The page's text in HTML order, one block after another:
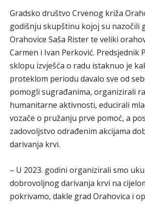
Gradsko društvo Crvenog križa
godišnju skupštinu kojoj su nazočili
Orahovice Saša Rister te veliki
Carmen i Ivan Perković. Predsjednik
sklopu izvješća o radu istaknuo je
proteklom periodu davalo sve od
pomogli sugrađanima, organizirali
humanitarne aktivnosti, educirali
vozače o pružanju prve pomoć, a
zadovoljstvo odrađenim akcijama
darivanja krvi.
– U 2023. godini organizirali smo
dobrovoljnog darivanja krvi na
pokrivamo, dakle grad Orahovica i